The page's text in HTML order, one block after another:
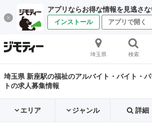
アプリならお得な情報を見逃さな
インストール アプリで開く
埼玉県 検索
埼玉県 新座駅の福祉のアルバイト・バイト・
トの求人募集情報
エリア ジャンル 詳細